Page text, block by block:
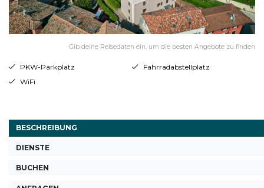
Gib deine Reisedaten ein, um die besten Angebote zu finden
PKW-Parkplatz
Fahrradabstellplatz
WiFi
BESCHREIBUNG
DIENSTE
BUCHEN